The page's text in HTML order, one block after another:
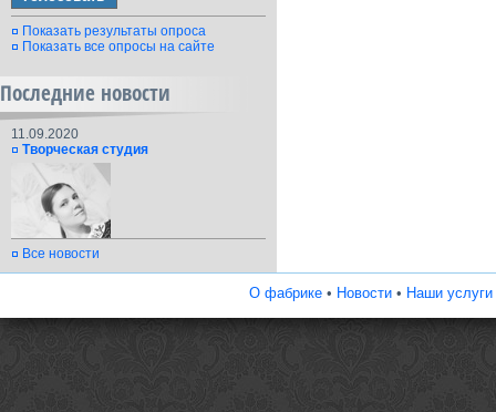
Показать результаты опроса
Показать все опросы на сайте
Последние новости
11.09.2020
Творческая студия
Все новости
О фабрике• Новости• Наши услуги